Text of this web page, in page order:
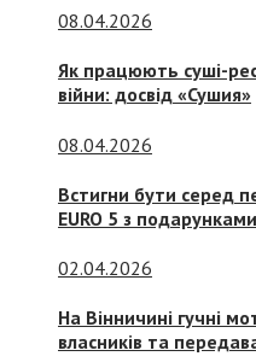
08.04.2026
Як працюють суші-
війни: досвід «Сушия»
08.04.2026
Встигни бути серед
EURO 5 з
02.04.2026
На Вінничині гучні
власників та